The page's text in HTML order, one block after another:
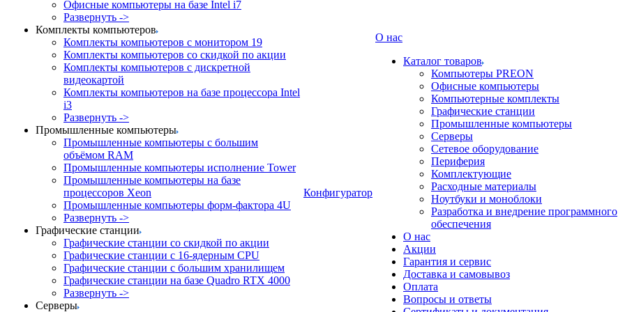
Офисные компьютеры на базе Intel i7
Развернуть ->
Комплекты компьютеров
Комплекты компьютеров с монитором 19
Комплекты компьютеров со скидкой по акции
Комплекты компьютеров с дискретной
видеокартой
Комплекты компьютеров на базе процессора Intel
i3
Развернуть ->
Промышленные компьютеры
Промышленные компьютеры с большим
объёмом RAM
Промышленные компьютеры исполнение Tower
Промышленные компьютеры на базе
процессоров Xeon
Промышленные компьютеры форм-фактора 4U
Развернуть ->
Графические станции
Графические станции со скидкой по акции
Графические станции с 16-ядерным CPU
Графические станции с большим хранилищем
Графические станции на базе Quadro RTX 4000
Развернуть ->
Серверы
Конфигуратор
О нас
Каталог товаров
Компьютеры PREON
Офисные компьютеры
Компьютерные комплекты
Графические станции
Промышленные компьютеры
Серверы
Сетевое оборудование
Периферия
Комплектующие
Расходные материалы
Ноутбуки и моноблоки
Разработка и внедрение программного
обеспечения
О нас
Акции
Гарантия и сервис
Доставка и самовывоз
Оплата
Вопросы и ответы